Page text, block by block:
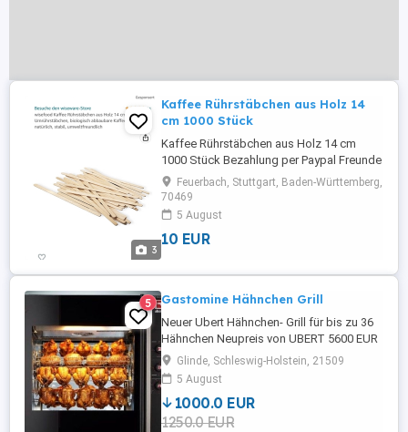
3
Kaffee Rührstäbchen aus Holz 14
cm 1000 Stück
Kaffee Rührstäbchen aus Holz 14 cm
1000 Stück Bezahlung per Paypal Freunde
oder (IBAN)Bank Überweisung möglich.
Verkauft wird der Artikel unter Ausschluss
jeglicher Gewährleistung. Keine Garantie
und keine Rücknahme. Alle Irrtümer
vorbehalten!
Feuerbach, Stuttgart, Baden-Württemberg,
70469
5 August
10 EUR
5 Gastomine Hähnchen Grill
Neuer Ubert Hähnchen- Grill für bis zu 36
Hähnchen Neupreis von UBERT 5600 EUR
zuzüglich Steuer
Glinde, Schleswig-Holstein, 21509
5 August
1000.0 EUR
1250.0 EUR